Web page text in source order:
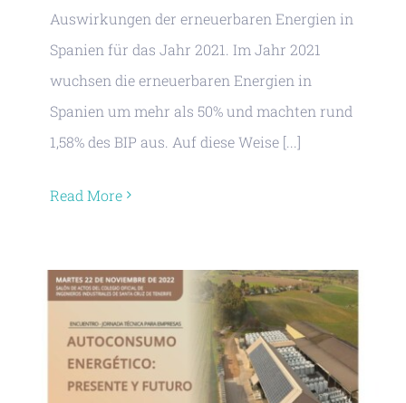
Auswirkungen der erneuerbaren Energien in
Spanien für das Jahr 2021. Im Jahr 2021
wuchsen die erneuerbaren Energien in
Spanien um mehr als 50% und machten rund
1,58% des BIP aus. Auf diese Weise [...]
Read More